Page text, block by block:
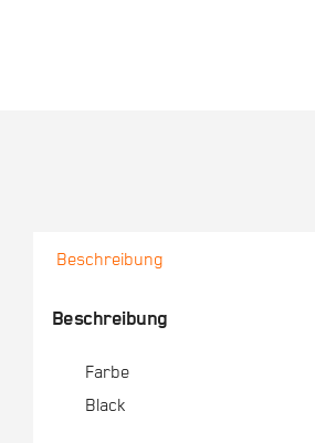
Beschreibung
Beschreibung
Farbe
Black